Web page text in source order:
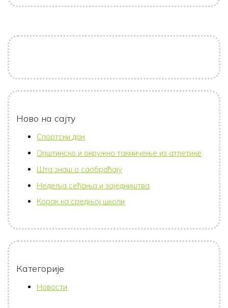
Ново на сајту
Спортски дан
Општинско и окружно такмичење из атлетике
Шта знаш о саобраћају
Недеља сећања и заједништва
Корак ка средњој школи
Категорије
Новости